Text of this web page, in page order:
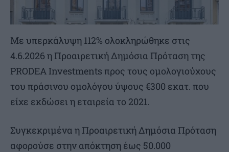
Με υπερκάλυψη 112% ολοκληρώθηκε στις
4.6.2026 η Προαιρετική Δημόσια Πρόταση της
PRODEA Investments προς τους ομολογιούχους
του πράσινου ομολόγου ύψους €300 εκατ. που
είχε εκδώσει η εταιρεία το 2021.
Συγκεκριμένα η Προαιρετική Δημόσια Πρόταση
αφορούσε στην απόκτηση έως 50.000